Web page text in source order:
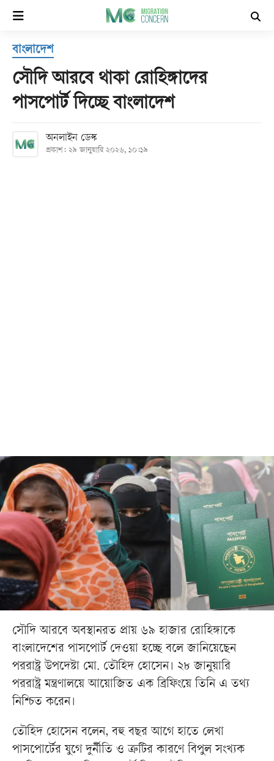
হোম
সর্বশেষ
বিভাগ
বাংলাদেশ
সৌদি আরবে থাকা রোহিঙ্গাদের
পাসপোর্ট দিচ্ছে বাংলাদেশ
অনলাইন ডেস্ক
প্রকাশ: ২৯ জানুয়ারি ২০২৬, ১০:১৯
সৌদি আরবে অবস্থানরত প্রায় ৬৯ হাজার রোহিঙ্গাকে
বাংলাদেশের পাসপোর্ট দেওয়া হচ্ছে বলে জানিয়েছেন
পররাষ্ট্র উপদেষ্টা মো. তৌহিদ হোসেন। ২৮ জানুয়ারি
পররাষ্ট্র মন্ত্রণালয়ে আয়োজিত এক ব্রিফিংয়ে তিনি এ তথ্য
নিশ্চিত করেন।
তৌহিদ হোসেন বলেন, বহু বছর আগে হাতে লেখা
পাসপোর্টের যুগে দুর্নীতি ও ত্রুটির কারণে বিপুল সংখ্যক